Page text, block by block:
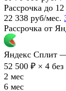
Рассрочка до
22 338 руб/мес.
Рассрочка от
Яндекс Сплит
52 500 ₽ × 4
2 мес
6 мес